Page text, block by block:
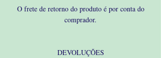
O frete de retorno do produto é por conta do
comprador.
DEVOLUÇÕES